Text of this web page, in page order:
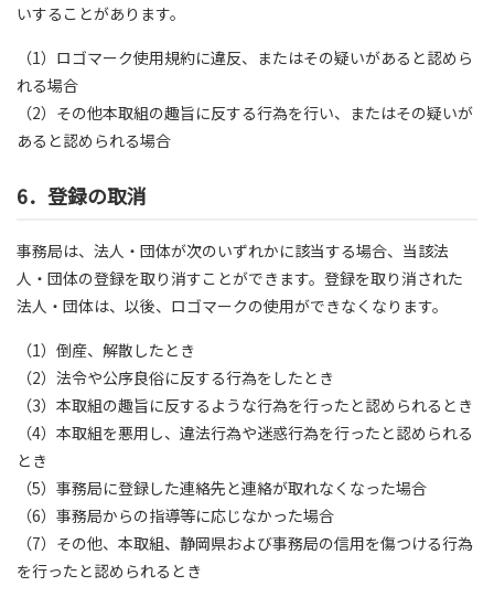
いすることがあります。
（1）ロゴマーク使用規約に違反、またはその疑いがあると認めら
れる場合
（2）その他本取組の趣旨に反する行為を行い、またはその疑いが
あると認められる場合
6．登録の取消
事務局は、法人・団体が次のいずれかに該当する場合、当該法
人・団体の登録を取り消すことができます。登録を取り消された
法人・団体は、以後、ロゴマークの使用ができなくなります。
（1）倒産、解散したとき
（2）法令や公序良俗に反する行為をしたとき
（3）本取組の趣旨に反するような行為を行ったと認められるとき
（4）本取組を悪用し、違法行為や迷惑行為を行ったと認められる
とき
（5）事務局に登録した連絡先と連絡が取れなくなった場合
（6）事務局からの指導等に応じなかった場合
（7）その他、本取組、静岡県および事務局の信用を傷つける行為
を行ったと認められるとき